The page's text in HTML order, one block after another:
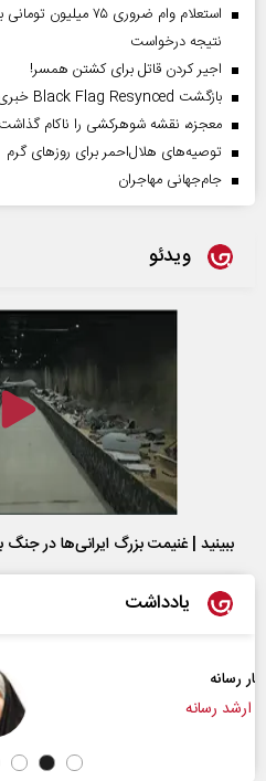
استعلام وام ضروری
نتیجه درخواست
اجیر کردن قاتل برای کشتن همسر!
بازگشت Black Flag Resynced خبری جذاب برای دوستداران بازی
معجزه، نقشه شوهرکشی را ناکام گذاشت
توصیه‌های هلال‌احمر برای روز‌های گرم
جام‌جهانی مهاجران
ویدئو
ببینید | غنیمت بزرگ ایرانی‌ها در
یادداشت
دروازه‌بانی
سپیده اشرفی -